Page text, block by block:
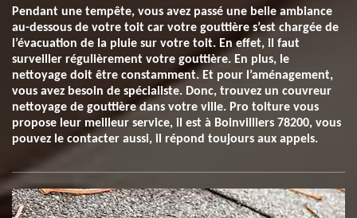
Pendant une tempête, vous avez passé une belle ambiance
au-dessous de votre toit car votre gouttière s’est chargée de
l’évacuation de la pluie sur votre toit. En effet, il faut
surveiller régulièrement votre gouttière. En plus, le
nettoyage doit être constamment. Et pour l’aménagement,
vous avez besoin de spécialiste. Donc, trouvez un couvreur
nettoyage de gouttière dans votre ville. Pro toiture vous
propose leur meilleur service, il est à Boinvilliers 78200, vous
pouvez le contacter aussi, il répond toujours aux appels.